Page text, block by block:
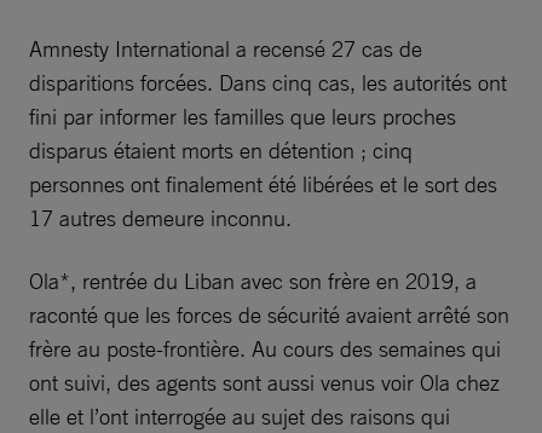
Amnesty International a recensé 27 cas de
disparitions forcées. Dans cinq cas, les autorités ont
fini par informer les familles que leurs proches
disparus étaient morts en détention ; cinq
personnes ont finalement été libérées et le sort des
17 autres demeure inconnu.
Ola*, rentrée du Liban avec son frère en 2019, a
raconté que les forces de sécurité avaient arrêté son
frère au poste-frontière. Au cours des semaines qui
ont suivi, des agents sont aussi venus voir Ola chez
elle et l’ont interrogée au sujet des raisons qui